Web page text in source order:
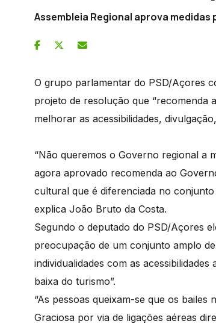
Assembleia Regional aprova medidas
O grupo parlamentar do PSD/Açores
projeto de resolução que “recomenda
melhorar as acessibilidades,
“Não queremos o Governo regional a
agora aprovado recomenda ao
cultural que é diferenciada no
explica João Bruto da Costa.
Segundo o deputado do PSD/Açores
preocupação de um conjunto amplo
individualidades com as
baixa do turismo”.
“As pessoas queixam-se que os
Graciosa por via de ligações aéreas